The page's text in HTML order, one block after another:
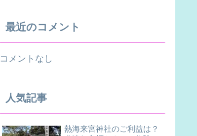
最近のコメント
コメントなし
人気記事
熱海来宮神社のご利益は？